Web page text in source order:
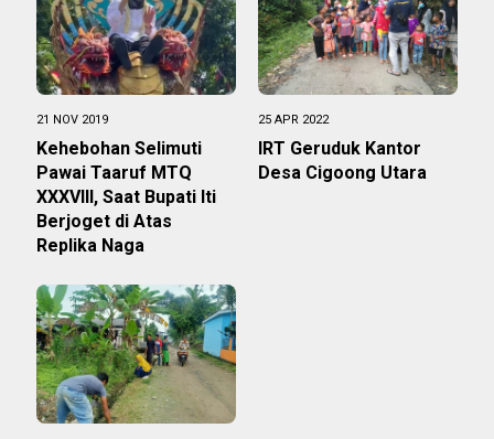
21 NOV 2019
Kehebohan Selimuti
Pawai Taaruf MTQ
XXXVIII, Saat Bupati Iti
Berjoget di Atas
Replika Naga
25 APR 2022
IRT Geruduk Kantor
Desa Cigoong Utara